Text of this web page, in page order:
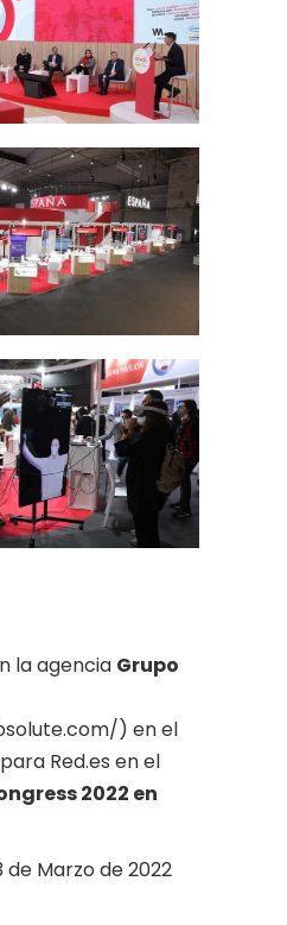
la agencia Grupo
) en el
Red.es en el
2022 en
Marzo de 2022